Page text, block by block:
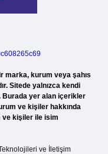
marka, kurum veya şahıs
Sitede yalnızca kendi
Burada yer alan içerikler
ve kişiler hakkında
ve kişiler ile isim
ve İletişim